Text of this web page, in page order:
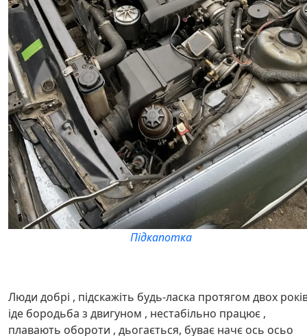
Підкапотка
Люди добрі , підскажіть будь-ласка протягом двох
іде бородьба з двигуном , нестабільно працює ,
плавають обороти , дьогається, буває начє ось осьо